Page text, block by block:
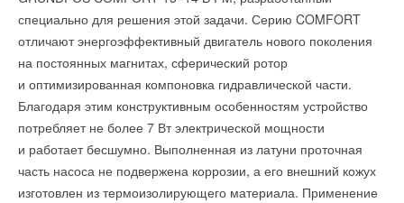
специально для решения этой задачи. Серию COMFORT
отличают энергоэффективный двигатель нового поколения
на постоянных магнитах, сферический ротор
и оптимизированная компоновка гидравлической части.
Благодаря этим конструктивным особенностям устройство
потребляет не более 7 Вт электрической мощности
и работает бесшумно. Выполненная из латуни проточная
часть насоса не подвержена коррозии, а его внешний кожух
изготовлен из термоизолирующего материала. Применение